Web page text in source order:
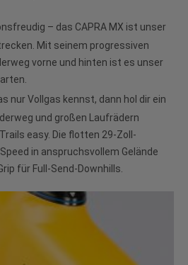
– das CAPRA MX ist unser
Mit seinem progressiven
vorne und hinten ist es unser
nur Vollgas kennst, dann hol dir ein
und großen Laufrädern
easy. Die flotten 29-Zoll-
in anspruchsvollem Gelände
für Full-Send-Downhills.